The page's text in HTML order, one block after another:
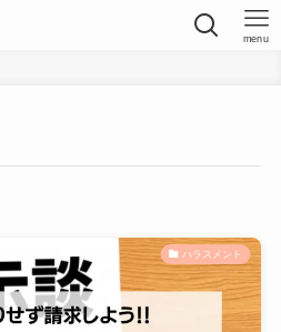
menu
ハラスメント